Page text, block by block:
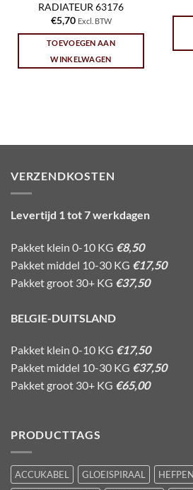
RADIATEUR 63176
€5,70 Excl. BTW
TOEVOEGEN AAN
WINKELWAGEN
VERZENDKOSTEN
Levertijd 1 tot 7 werkdagen
Pakket klein 0-10 KG €8,50
Pakket middel 10-30 KG €17,50
Pakket groot 30+ KG €37,50
BELGIE-DUITSLAND
Pakket klein 0-10 KG €17,50
Pakket middel 10-30 KG €37,50
Pakket groot 30+ KG €65,00
PRODUCTTAGS
ACCUKABEL GLOEISPIRAAL HEFPEN